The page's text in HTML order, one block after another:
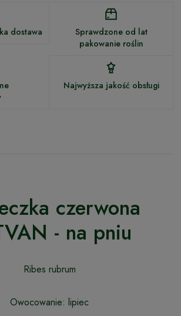
dostawa
Sprawdzone od lat
pakowanie roślin
Najwyższa jakość obsługi
czerwona
- na pniu
Ribes rubrum
Owocowanie: lipiec